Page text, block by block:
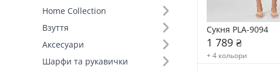
Home Collection
Взуття
Аксесуари
Шарфи та рукавички
Вид товару (21)
Виробник (1)
FAMO, власне виробництво (113)
Сукня PLA-9094
1 789 ₴
+ 4 кольори